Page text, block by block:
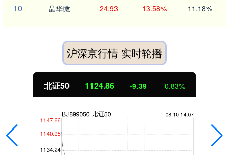
10 晶华微 24.93 13.58% 11.18%
沪深京行情 实时轮播
北证50 1124.98 -9.27 -0.82%